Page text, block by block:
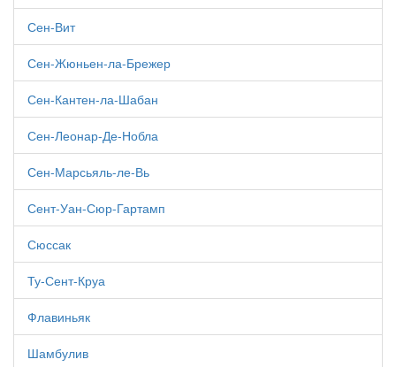
Сен-Вит
Сен-Жюньен-ла-Брежер
Сен-Кантен-ла-Шабан
Сен-Леонар-Де-Нобла
Сен-Марсьяль-ле-Вь
Сент-Уан-Сюр-Гартамп
Сюссак
Ту-Сент-Круа
Флавиньяк
Шамбулив